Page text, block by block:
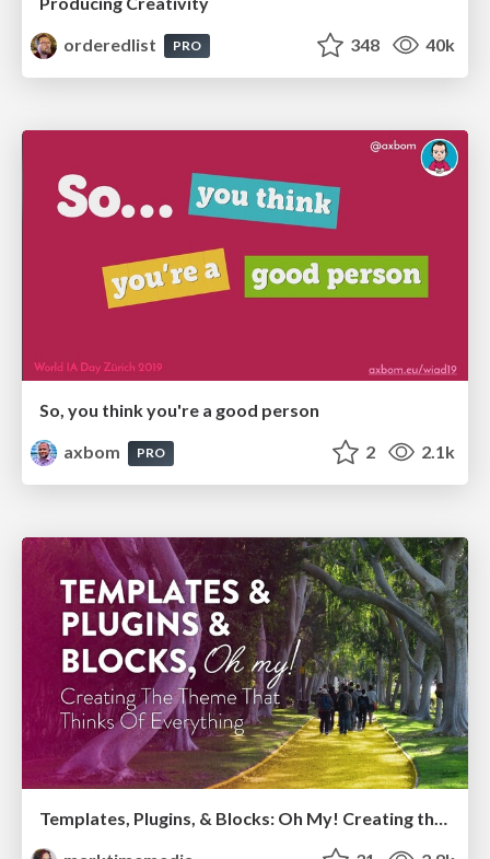
orderedlist
PRO 348 40k
So, you think you're a good person
axbom
PRO 2 2.1k
Templates, Plugins, & Blocks: Oh My! Creating the theme that thinks of everything